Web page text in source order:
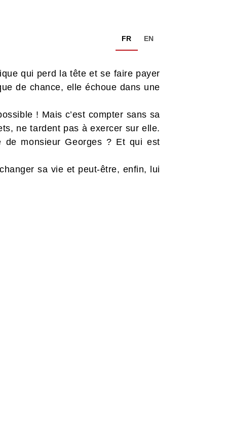
FR EN
qui perd la tête et se faire payer
de chance, elle échoue dans une
! Mais c’est compter sans sa
ne tardent pas à exercer sur elle.
de monsieur Georges ? Et qui est
sa vie et peut-être, enfin, lui